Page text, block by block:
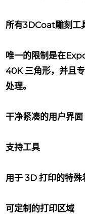
所有3DCoat雕刻工
唯一的限制是在
40K 三角形，并且
处理。
干净紧凑的用户界面
支持工具
用于 3D 打印的特殊
可定制的打印区域